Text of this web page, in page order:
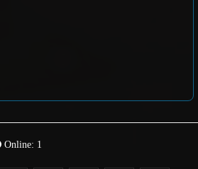
Online: 1